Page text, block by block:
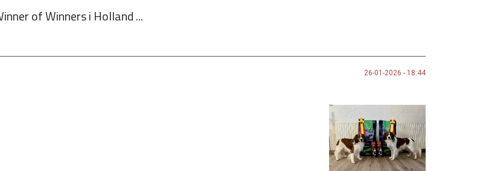
of Winners i Holland ...
26-01-2026 - 18:44